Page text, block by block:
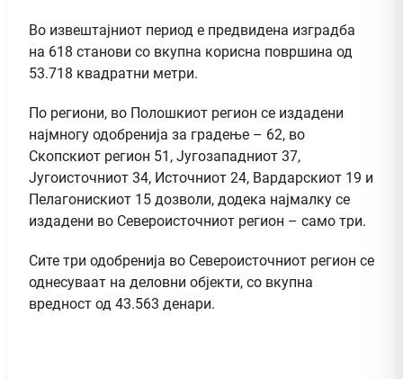
Во извештајниот период е предвидена изградба
на 618 станови со вкупна корисна површина од
53.718 квадратни метри.
По региони, во Полошкиот регион се издадени
најмногу одобренија за градење – 62, во
Скопскиот регион 51, Југозападниот 37,
Југоисточниот 34, Источниот 24, Вардарскиот 19 и
Пелагонискиот 15 дозволи, додека најмалку се
издадени во Североисточниот регион – само три.
Сите три одобренија во Североисточниот регион се
однесуваат на деловни објекти, со вкупна
вредност од 43.563 денари.